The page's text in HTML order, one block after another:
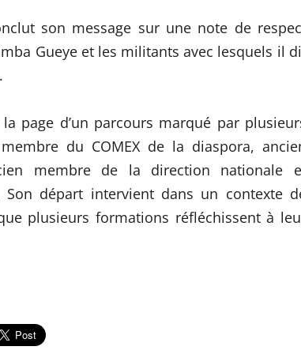
son message sur une note de
Gueye et les militants avec lesquels il
page d’un parcours marqué par
du COMEX de la diaspora,
membre de la direction nationale
départ intervient dans un contexte
plusieurs formations réfléchissent à